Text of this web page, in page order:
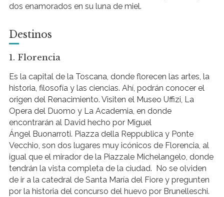
dos enamorados en su luna de miel.
Destinos
1. Florencia
Es la capital de la Toscana, donde florecen las artes, la
historia, filosofía y las ciencias. Ahí, podrán conocer el
origen del Renacimiento. Visiten el Museo Uffizi, La
Opera del Duomo y La Academia, en donde
encontrarán al David hecho por Miguel
Ángel Buonarroti. Piazza della Reppublica y Ponte
Vecchio, son dos lugares muy icónicos de Florencia, al
igual que el mirador de la Piazzale Michelangelo, donde
tendrán la vista completa de la ciudad. No se olviden
de ir a la catedral de Santa María del Fiore y pregunten
por la historia del concurso del huevo por Brunelleschi.